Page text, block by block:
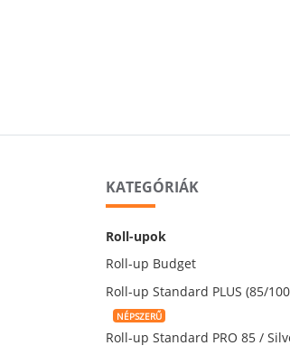
KATEGÓRIÁK
Roll-upok
Roll-up Budget
Roll-up Standard PLUS (85/
NÉPSZERŰ
Roll-up Standard PRO 85 /